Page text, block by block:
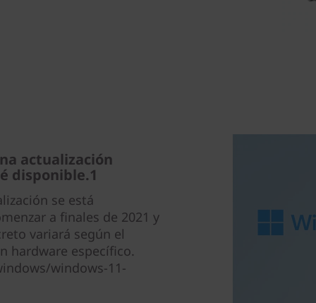
actualización
disponible.1
se está
a finales de 2021 y
variará según el
hardware específico.
windows-11-